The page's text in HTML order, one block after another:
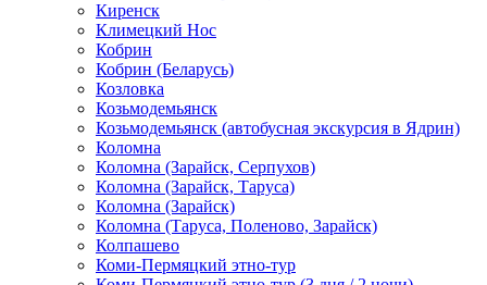
Киренск
Климецкий Нос
Кобрин
Кобрин (Беларусь)
Козловка
Козьмодемьянск
Козьмодемьянск (автобусная экскурсия в Ядрин)
Коломна
Коломна (Зарайск, Серпухов)
Коломна (Зарайск, Таруса)
Коломна (Зарайск)
Коломна (Таруса, Поленово, Зарайск)
Колпашево
Коми-Пермяцкий этно-тур